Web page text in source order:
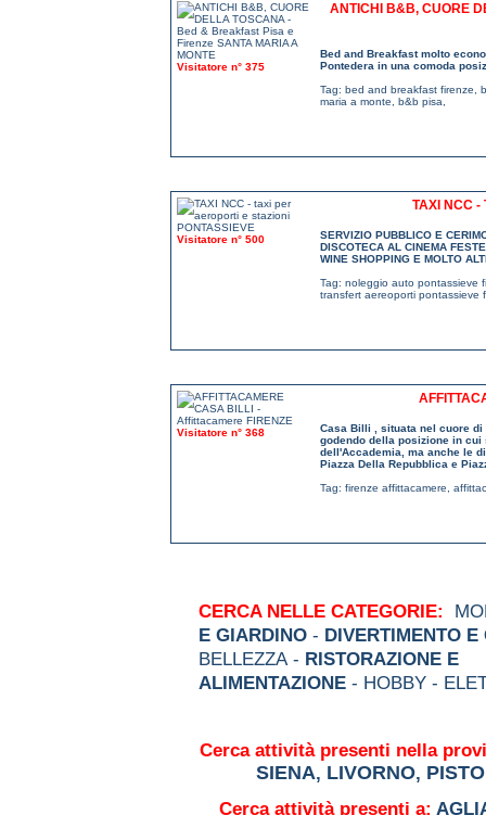
Visitatore n° 375
ANTICHI B&B, CUORE
Bed and Breakfast molto
Pontedera in una comoda
Tag: bed and breakfast firenze
maria a monte
b&b pisa
Visitatore n° 500
TAXI NCC -
SERVIZIO PUBBLICO E
DISCOTECA AL CINEMA
WINE SHOPPING E MOLTO
Tag: noleggio auto pontassieve
transfert aereoporti pontassieve
Visitatore n° 368
Casa Billi , situata nel cuore
godendo della posizione in
dell'Accademia, ma anche le
Piazza Della Repubblica e
Tag: firenze affittacamere
CERCA NELLE CATEGORIE:
E GIARDINO - DIVERTIMENTO E
BELLEZZA - RISTORAZIONE E
ALIMENTAZIONE - HOBBY -
Cerca attività presenti nella
SIENA, LIVORNO,
Cerca attività presenti a: